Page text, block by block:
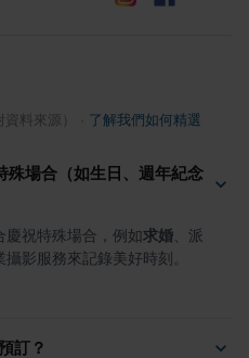
料來源） 了解我們如何精選
殊場合（如生日、週年紀念
慶祝特殊場合，例如求婚 、派
影服務來記錄美好時刻。
訂？